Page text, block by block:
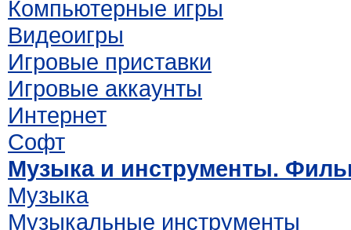
Компьютерные игры
Видеоигры
Игровые приставки
Игровые аккаунты
Интернет
Софт
Музыка и инструменты.
Музыка
Музыкальные инструменты